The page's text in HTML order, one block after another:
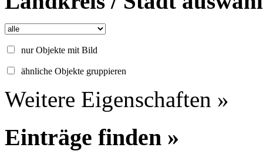
nur Objekte mit Bild
ähnliche Objekte gruppieren
Weitere Eigenschaften »
Einträge finden »